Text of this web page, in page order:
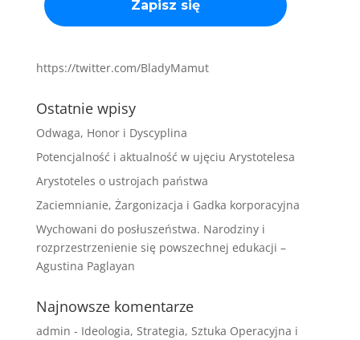
https://twitter.com/BladyMamut
Ostatnie wpisy
Odwaga, Honor i Dyscyplina
Potencjalność i aktualność w ujęciu Arystotelesa
Arystoteles o ustrojach państwa
Zaciemnianie, Żargonizacja i Gadka korporacyjna
Wychowani do posłuszeństwa. Narodziny i
rozprzestrzenienie się powszechnej edukacji –
Agustina Paglayan
Najnowsze komentarze
admin - Ideologia, Strategia, Sztuka Operacyjna i